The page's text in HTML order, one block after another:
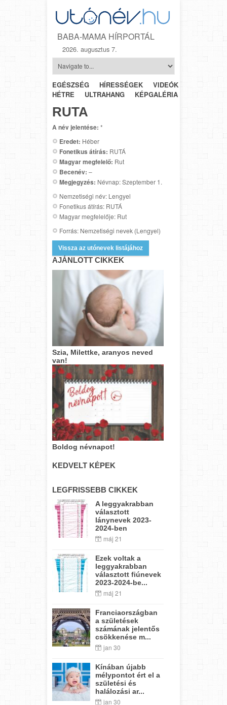
BABA-MAMA HÍRPORTÁL
2026. augusztus 7.
EGÉSZSÉG HÍRESSÉGEK VIDEÓK
HÉTRŐL-
HÉTRE
ULTRAHANG KÉPGALÉRIA
RUTA
A név jelentése: *
Eredet: Héber
Fonetikus átírás: RUTÁ
Magyar megfelelő: Rut
Becenév: –
Megjegyzés: Névnap: Szeptember 1.
Nemzetiségi név: Lengyel
Fonetikus átírás: RUTÁ
Magyar megfelelője: Rut
Forrás: Nemzetiségi nevek (Lengyel)
Vissza az utónevek listájához
AJÁNLOTT CIKKEK
Szia, Milettke, aranyos neved
van!
Boldog névnapot!
KEDVELT KÉPEK
LEGFRISSEBB CIKKEK
A leggyakrabban
választott
lánynevek 2023-
2024-ben
máj 21
Ezek voltak a
leggyakrabban
választott fiúnevek
2023-2024-be...
máj 21
Franciaországban
a születések
számának jelentős
csökkenése m...
jan 30
Kínában újabb
mélypontot ért el a
születési és
halálozási ar...
jan 30